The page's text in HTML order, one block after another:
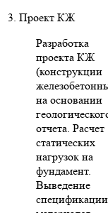
3. Проект КЖ
Разработка
проекта КЖ
(конструкции
на основании
отчета. Расчет
статических
нагрузок на
фундамент.
Выведение
спецификации